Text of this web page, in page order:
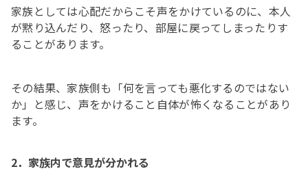
家族としては心配だからこそ声をかけているのに、本人
が黙り込んだり、怒ったり、部屋に戻ってしまったりす
ることがあります。
その結果、家族側も「何を言っても悪化するのではない
か」と感じ、声をかけること自体が怖くなることがあり
ます。
2．家族内で意見が分かれる